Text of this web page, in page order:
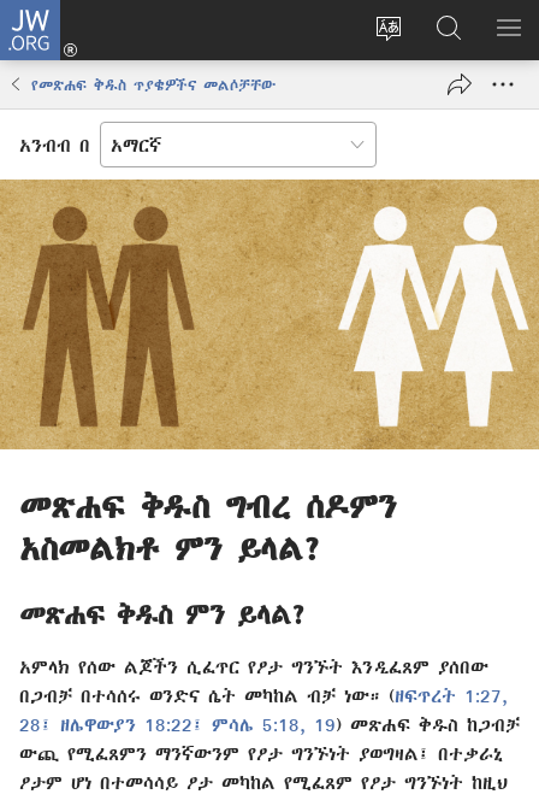
JW.ORG
የድረ
ግባ
(አዲስ
JW.ORG
ላይ
መፈለጊያ
የመጽሐፍ ቅዱስ ጥያቄዎችና መልሶቻቸው
አንብብ በ
መጽሐፍ ቅዱስ ግብረ ሰዶምን
አስመልክቶ ምን ይላል?
መጽሐፍ ቅዱስ ምን ይላል?
አምላክ የሰው ልጆችን ሲፈጥር የፆታ ግንኙት እንዲፈጸም ያሰበው
በጋብቻ በተሳሰሩ ወንድና ሴት መካከል ብቻ ነው። (ዘፍጥረት 1:27,
28፤
ዘሌዋውያን 18:22፤ ምሳሌ 5:18, 19) መጽሐፍ ቅዱስ ከጋብቻ
ውጪ የሚፈጸምን ማንኛውንም የፆታ ግንኙነት ያወግዛል፤ በተቃራኒ
ፆታም ሆነ በተመሳሳይ ፆታ መካከል የሚፈጸም የፆታ ግንኙነት ከዚህ